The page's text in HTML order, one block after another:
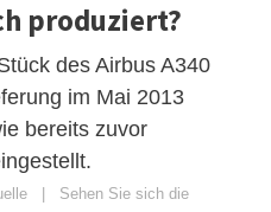
produziert?
des Airbus A340
im Mai 2013
bereits zuvor
Sehen Sie sich die